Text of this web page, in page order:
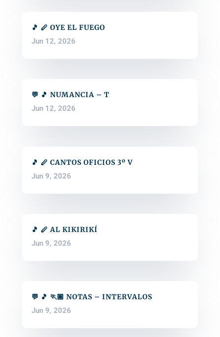
🎵 🪈 OYE EL FUEGO
Jun 12, 2026
💬 🎵 NUMANCIA – T
Jun 12, 2026
🎵 🪈 CANTOS OFICIOS 3º V
Jun 9, 2026
🎵 🪈 AL KIKIRIKÍ
Jun 9, 2026
💬 🎵 🏃🏽 NOTAS – INTERVALOS
Jun 9, 2026